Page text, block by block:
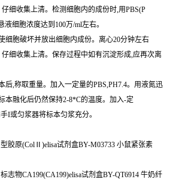
仔细收集上清。检测细胞内的成份时,用PBS(P
液细胞浓度达到100万/ml左右。
细胞破坏并放出细胞内成份。离心20分钟左右
仔细收集上清。保存过程中如有沉淀形成,应再次离
后,称取重量。加入一定量的PBS,PH7.4。用液氮迅
本融化后仍然保持2-8*C的温度。加入-定
I或匀浆器将标本匀浆充分。
胶原(ColⅡ)elisa试剂盒BY-M03733 小鼠紧张素
志物CA199(CA199)elisa试剂盒BY-QT6914 牛奶纤